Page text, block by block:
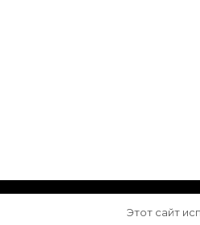
© Авторское право
Этот сайт